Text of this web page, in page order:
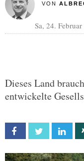
VON
Sa, 24.
Dieses Land
entwickelte
Facebook Twitter